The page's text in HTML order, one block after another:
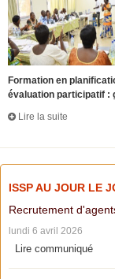
Formation en
évaluation participatif :
Lire la suite
ISSP AU JOUR LE
Recrutement
lundi 6 avril 2026
Lire communiqué